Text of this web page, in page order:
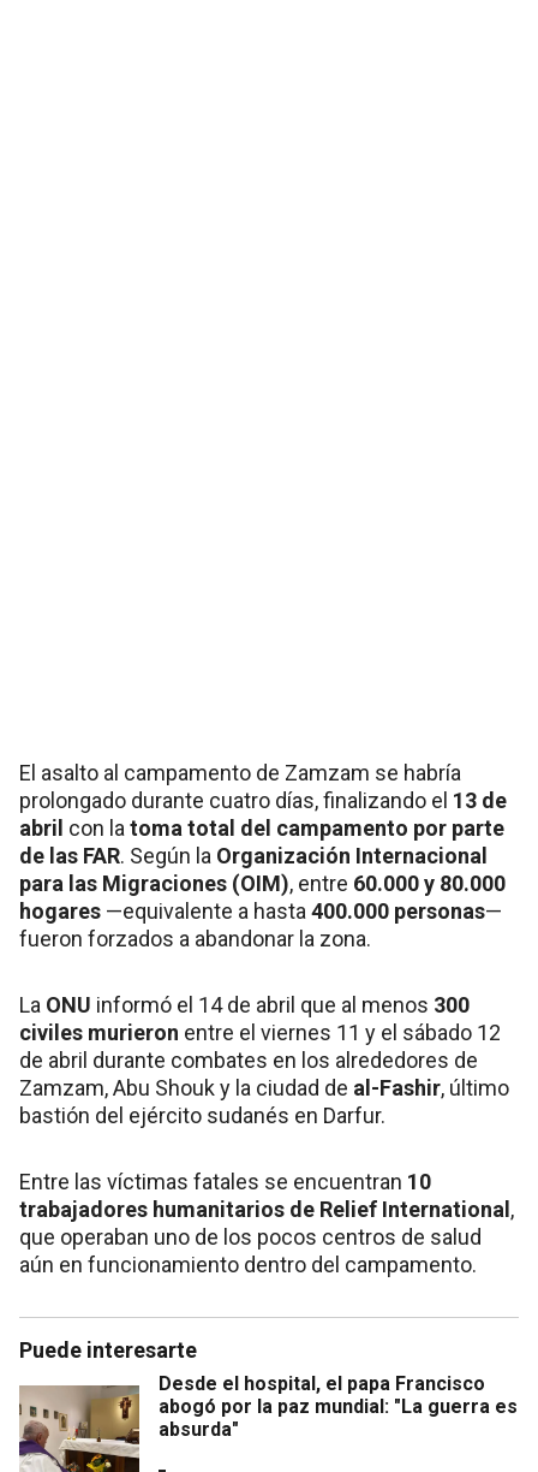
El asalto al campamento de Zamzam se habría
prolongado durante cuatro días, finalizando el 13 de
abril con la toma total del campamento por parte
de las FAR. Según la Organización Internacional
para las Migraciones (OIM), entre 60.000 y 80.000
hogares —equivalente a hasta 400.000 personas—
fueron forzados a abandonar la zona.
La ONU informó el 14 de abril que al menos 300
civiles murieron entre el viernes 11 y el sábado 12
de abril durante combates en los alrededores de
Zamzam, Abu Shouk y la ciudad de al-Fashir, último
bastión del ejército sudanés en Darfur.
Entre las víctimas fatales se encuentran 10
trabajadores humanitarios de Relief International,
que operaban uno de los pocos centros de salud
aún en funcionamiento dentro del campamento.
Puede interesarte
Desde el hospital, el papa Francisco
abogó por la paz mundial: "La guerra es
absurda"